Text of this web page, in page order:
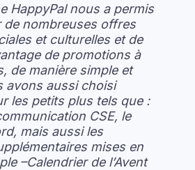
HappyPal nous a permis
de nombreuses offres
et culturelles et de
de promotions à
de manière simple et
avons aussi choisi
les petits plus tels que :
CSE, le
mais aussi les
mises en
–Calendrier de l’Avent